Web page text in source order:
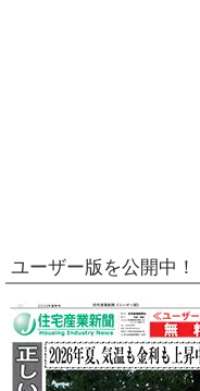
ユーザー版を公開中！